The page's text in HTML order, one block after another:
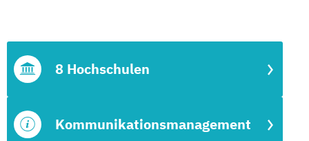
Kommunikationsmanagement
8 Hochschulen